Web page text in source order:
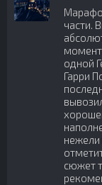
части.
одной
Гарри
нежели
сюжет